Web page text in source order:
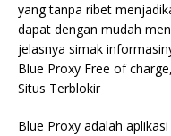
yang tanpa ribet
dapat dengan mudah
jelasnya simak
Blue Proxy Free of
Situs Terblokir
Blue Proxy adalah